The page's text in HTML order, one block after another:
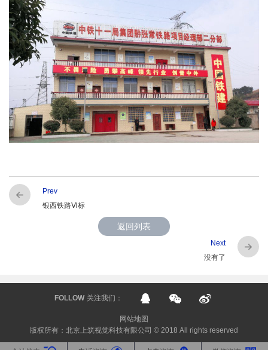
Prev
银西铁路Ⅵ标
返回列表
Next
没有了
FOLLOW 关注我们：
网站地图
版权所有：北京上筑视觉科技有限公司 © 2018 All rights reserved